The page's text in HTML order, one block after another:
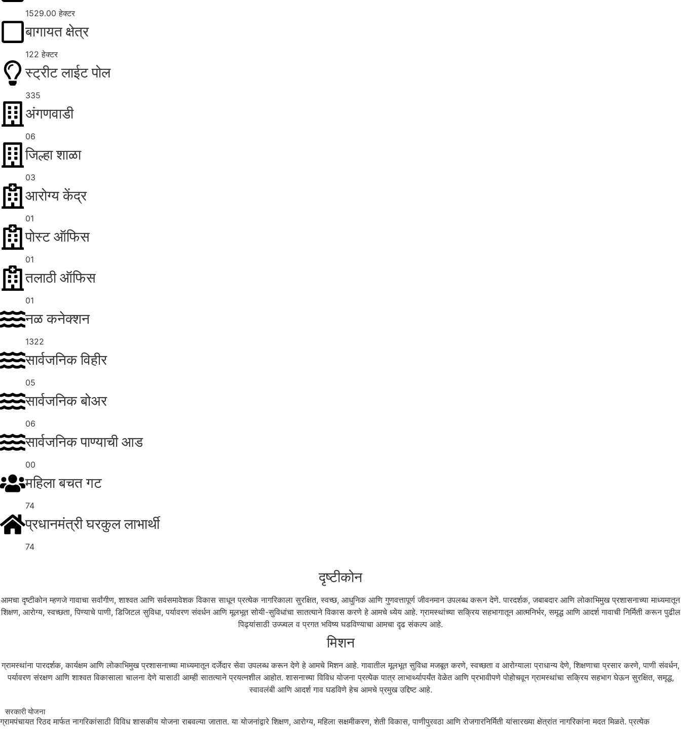
1529.00 हेक्टर
बागायत क्षेत्र
122 हेक्टर
स्ट्रीट लाईट पोल
335
अंगणवाडी
06
जिल्हा शाळा
03
आरोग्य केंद्र
01
पोस्ट ऑफिस
01
तलाठी ऑफिस
01
नळ कनेक्शन
1322
सार्वजनिक विहीर
05
सार्वजनिक बोअर
06
सार्वजनिक पाण्याची आड
00
महिला बचत गट
74
प्रधानमंत्री घरकुल लाभार्थी
74
दृष्टीकोन
आमचा दृष्टीकोन म्हणजे गावाचा सर्वांगीण, शाश्वत आणि सर्वसमावेशक विकास साधून प्रत्येक नागरिकाला सुरक्षित, स्वच्छ, आधुनिक आणि गुणवत्तापूर्ण जीवनमान उपलब्ध करून देणे. पारदर्शक, जबाबदार आणि लोकाभिमुख प्रशासनाच्या माध्यमातून
शिक्षण, आरोग्य, स्वच्छता, पिण्याचे पाणी, डिजिटल सुविधा, पर्यावरण संवर्धन आणि मूलभूत सोयी-सुविधांचा सातत्याने विकास करणे हे आमचे ध्येय आहे. ग्रामस्थांच्या सक्रिय सहभागातून आत्मनिर्भर, समृद्ध आणि आदर्श गावाची निर्मिती करून पुढील
पिढ्यांसाठी उज्ज्वल व प्रगत भविष्य घडविण्याचा आमचा दृढ संकल्प आहे.
मिशन
ग्रामस्थांना पारदर्शक, कार्यक्षम आणि लोकाभिमुख प्रशासनाच्या माध्यमातून दर्जेदार सेवा उपलब्ध करून देणे हे आमचे मिशन आहे. गावातील मूलभूत सुविधा मजबूत करणे, स्वच्छता व आरोग्याला प्राधान्य देणे, शिक्षणाचा प्रसार करणे, पाणी संवर्धन,
पर्यावरण संरक्षण आणि शाश्वत विकासाला चालना देणे यासाठी आम्ही सातत्याने प्रयत्नशील आहोत. शासनाच्या विविध योजना प्रत्येक पात्र लाभार्थ्यापर्यंत वेळेत आणि प्रभावीपणे पोहोचवून ग्रामस्थांचा सक्रिय सहभाग घेऊन सुरक्षित, समृद्ध,
स्वावलंबी आणि आदर्श गाव घडविणे हेच आमचे प्रमुख उद्दिष्ट आहे.
सरकारी योजना
ग्रामपंचायत रिठद मार्फत नागरिकांसाठी विविध शासकीय योजना राबवल्या जातात. या योजनांद्वारे शिक्षण, आरोग्य, महिला सक्षमीकरण, शेती विकास, पाणीपुरवठा आणि रोजगारनिर्मिती यांसारख्या क्षेत्रांत नागरिकांना मदत मिळते. प्रत्येक